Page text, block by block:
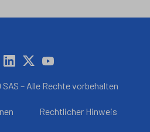
– Alle Rechte vorbehalten
Rechtlicher Hinweis